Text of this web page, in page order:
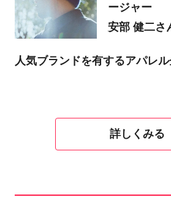
ージャー
安部 健二さ
人気ブランドを有するアパレ
詳しくみる